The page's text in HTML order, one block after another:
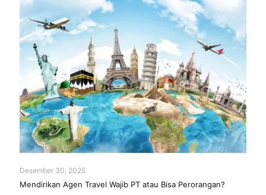
Desember 30, 2025
Mendirikan Agen Travel Wajib PT atau Bisa Perorangan?